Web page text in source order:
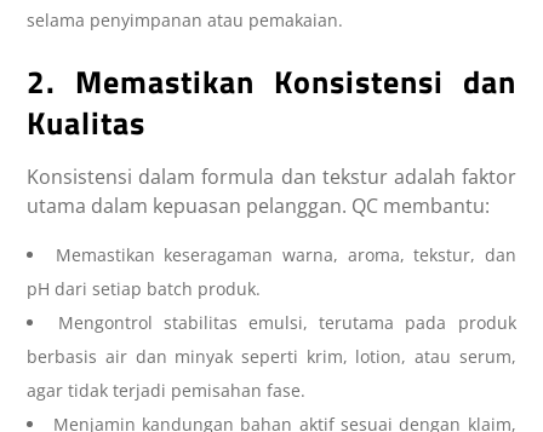
selama penyimpanan atau pemakaian.
2. Memastikan Konsistensi dan
Kualitas
Konsistensi dalam formula dan tekstur adalah faktor
utama dalam kepuasan pelanggan. QC membantu:
Memastikan keseragaman warna, aroma, tekstur, dan
pH dari setiap batch produk.
Mengontrol stabilitas emulsi, terutama pada produk
berbasis air dan minyak seperti krim, lotion, atau serum,
agar tidak terjadi pemisahan fase.
Menjamin kandungan bahan aktif sesuai dengan klaim,